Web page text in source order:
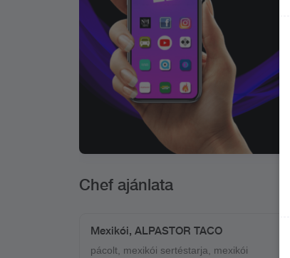
Chef ajánlata
Mexikói, ALPASTOR TACO
pácolt, mexikói sertéstarja, mexikói